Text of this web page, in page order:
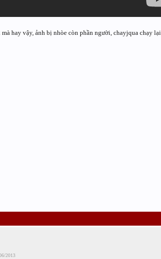
hay vậy, ảnh bị nhòe còn phần người, chayjqua chạy lại.
2013